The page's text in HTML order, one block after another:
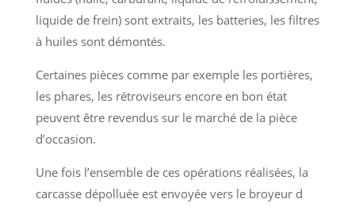
liquide de frein) sont extraits, les batteries, les filtres
à huiles sont démontés.
Certaines pièces comme par exemple les portières,
les phares, les rétroviseurs encore en bon état
peuvent être revendus sur le marché de la pièce
d’occasion.
Une fois l’ensemble de ces opérations réalisées, la
carcasse dépolluée est envoyée vers le broyeur d